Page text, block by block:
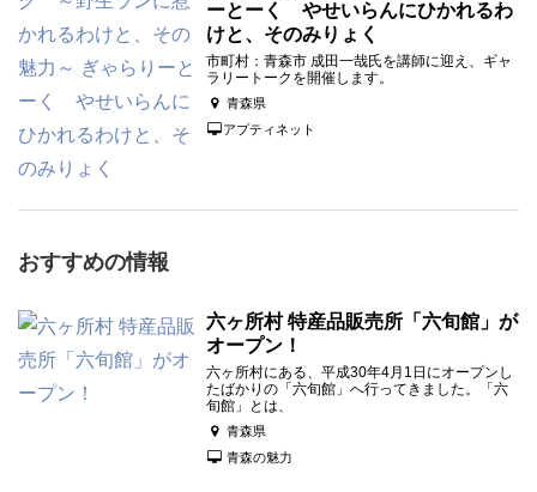
ーとーく やせいらんにひかれるわ
けと、そのみりょく
市町村：青森市 成田一哉氏を講師に迎え、ギャ
ラリートークを開催します。
青森県
アプティネット
おすすめの情報
六ヶ所村 特産品販売所「六旬館」が
オープン！
六ヶ所村にある、平成30年4月1日にオープンし
たばかりの「六旬館」へ行ってきました。「六
旬館」とは、
青森県
青森の魅力